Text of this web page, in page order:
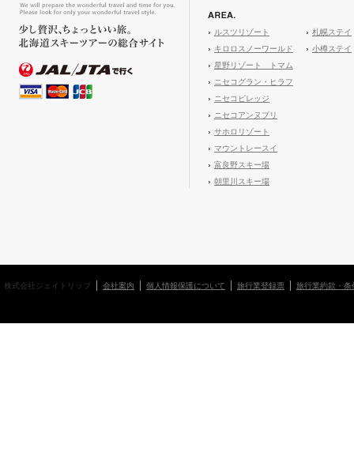
ルスツリゾート
キロロスノーワールド
星野リゾート トマム
ニセコグラン・ヒラフ
ニセコビレッジ
ニセコアンヌプリ
サホロリゾート
マウントレースイ
富良野スキー場
朝里川スキー場
札幌ステイ
小樽ステイ
株式会社ジェイトリップ 会社案内 個人情報保護について 旅行業登録票 旅行業約款・条